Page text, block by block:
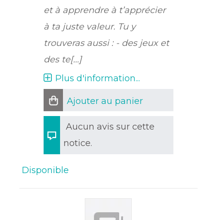
et à apprendre à t’apprécier
à ta juste valeur. Tu y
trouveras aussi : - des jeux et
des te[...]
Plus d'information...
Ajouter au panier
Aucun avis sur cette
notice.
Disponible